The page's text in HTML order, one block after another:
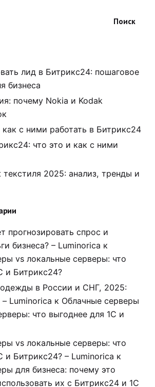
Поиск
лид в Битрикс24: пошаговое
бизнеса
почему Nokia и Kodak
с ними работать в Битрикс24
что это и как с ними
2025: анализ, тренды и
прогнозировать спрос и
бизнеса? – Luminorica к
vs локальные серверы: что
и Битрикс24?
в России и СНГ, 2025:
Luminorica к Облачные серверы
что выгоднее для 1С и
vs локальные серверы: что
и Битрикс24? – Luminorica к
для бизнеса: почему это
их с Битрикс24 и 1С